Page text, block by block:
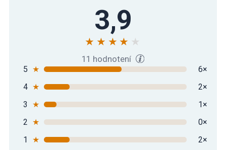
3,9
11 hodnotení
5 ★
6×
4 ★
2×
3
★
1×
2 ★
0×
1
★ 2×